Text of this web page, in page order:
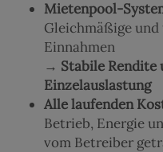
Mietenpool-
Gleichmäßige
Einnahmen
→ Stabile Rendite
Einzelauslastung
Alle laufenden
Betrieb, Energie
vom Betreiber